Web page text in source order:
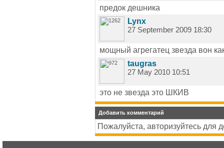
предок дешника
Lynx
27 September 2009 18:30
мощный агрегатец звезда вон
taugras
27 May 2010 10:51
это не звезда это ШКИВ
Добавить комментарий
Пожалуйста, авторизуйтесь для